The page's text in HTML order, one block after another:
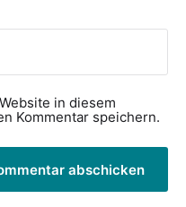
in diesem
Kommentar speichern.